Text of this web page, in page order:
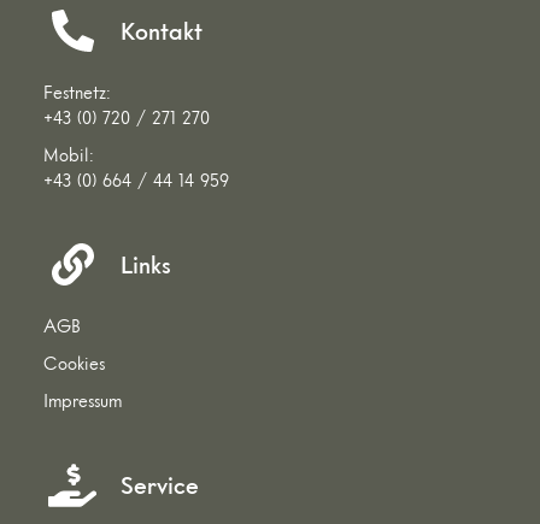
Kontakt
Festnetz:
+43 (0) 720 / 271 270
Mobil:
+43 (0) 664 / 44 14 959
Links
AGB
Cookies
Impressum
Service